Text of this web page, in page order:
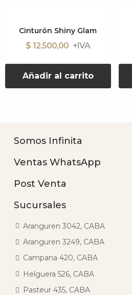
Cinturón Shiny Glam
$ 12.500,00
Añadir al carrito
Somos Infinita
Ventas WhatsApp
Post Venta
Sucursales
Aranguren 3042, CABA
Aranguren 3249, CABA
Campana 420, CABA
Helguera 526, CABA
Pasteur 435, CABA